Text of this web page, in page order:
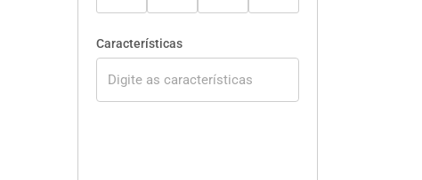
Características